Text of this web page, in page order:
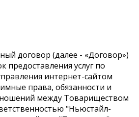
договор (далее - «Договор»)
предоставления услуг по
интернет-сайтом
права, обязанности и
между Товариществом
"Ньюстайл-